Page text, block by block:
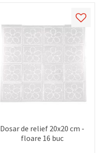
Dosar de relief 20x20 cm -
floare 16 buc